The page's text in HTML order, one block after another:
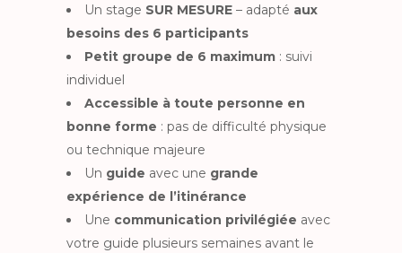
Un stage SUR MESURE – adapté aux
besoins des 6 participants
Petit groupe de 6 maximum : suivi
individuel
Accessible à toute personne en
bonne forme : pas de difficulté physique
ou technique majeure
Un guide avec une grande
expérience de l’itinérance
Une communication privilégiée avec
votre guide plusieurs semaines avant le